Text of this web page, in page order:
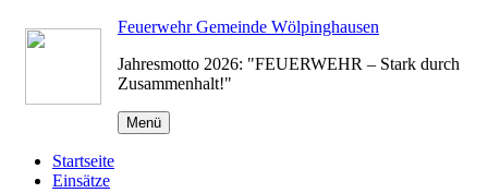
Zum
Inhalt
Feuerwehr Gemeinde Wölpinghausen
Jahresmotto 2026: "FEUERWEHR – Stark durch
Zusammenhalt!"
Menü
Startseite
Einsätze